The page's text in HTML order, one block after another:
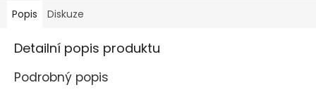
Popis Diskuze
Detailní popis produktu
Podrobný popis